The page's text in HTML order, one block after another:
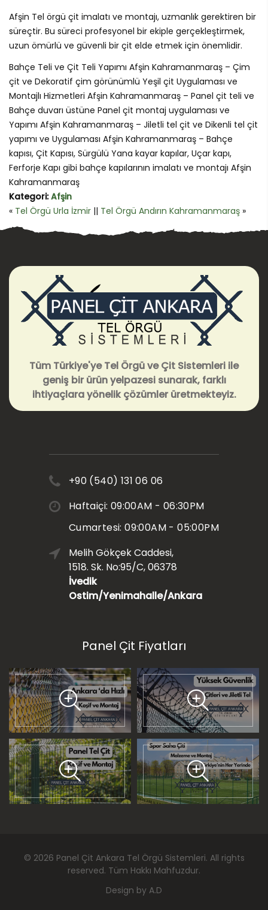
Afşin Tel örgü çit imalatı ve montajı, uzmanlık gerektiren bir
süreçtir. Bu süreci profesyonel bir ekiple gerçekleştirmek,
uzun ömürlü ve güvenli bir çit elde etmek için önemlidir.
Bahçe Teli ve Çit Teli Yapımı Afşin Kahramanmaraş – Çim
çit ve Dekoratif çim görünümlü Yeşil çit Uygulaması ve
Montajlı Hizmetleri Afşin Kahramanmaraş – Panel çit teli ve
Bahçe duvarı üstüne Panel çit montaj uygulaması ve
Yapımı Afşin Kahramanmaraş – Jiletli tel çit ve Dikenli tel çit
yapımı ve Uygulaması Afşin Kahramanmaraş – Bahçe
kapısı, Çit Kapısı, Sürgülü Yana kayar kapılar, Uçar kapı,
Ferforje Kapı gibi bahçe kapılarının imalatı ve montajı Afşin
Kahramanmaraş
Kategori:Afşin
« Tel Örgü Urla İzmir || Tel Örgü Andırın Kahramanmaraş »
Tüm Türkiye'ye Tel Örgü ve Çit Sistemleri ile
geniş bir ürün yelpazesi sunarak, farklı
ihtiyaçlara yönelik çözümler üretmekteyiz.
+90 (540) 131 06 06
Haftaiçi: 09:00AM - 06:30PM
Cumartesi: 09:00AM - 05:00PM
Melih Gökçek Caddesi,
1518. Sk. No:95/C, 06378
İvedik
Ostim/Yenimahalle/Ankara
Panel Çit Fiyatları
© 2026 Panel Çit Ankara Tel Örgü Sistemleri. All rights
reserved. Tüm Hakkı Mahfuzdur.
Design by A.D